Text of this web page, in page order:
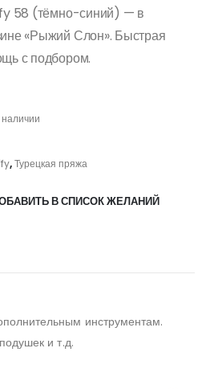
58 (тёмно-синий) — в
«Рыжий Слон». Быстрая
с подбором.
,Турецкая пряжа
В СПИСОК ЖЕЛАНИЙ
инструментам.
и т.д.